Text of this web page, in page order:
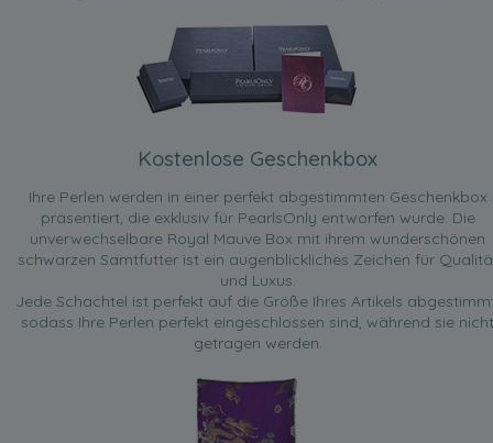
Kostenlose Geschenkbox
Ihre Perlen werden in einer perfekt abgestimmten Geschenkbox
präsentiert, die exklusiv für PearlsOnly entworfen wurde. Die
unverwechselbare Royal Mauve Box mit ihrem wunderschönen
schwarzen Samtfutter ist ein augenblickliches Zeichen für
und Luxus.
Jede Schachtel ist perfekt auf die Größe Ihres Artikels
sodass Ihre Perlen perfekt eingeschlossen sind, während sie nicht
getragen werden.